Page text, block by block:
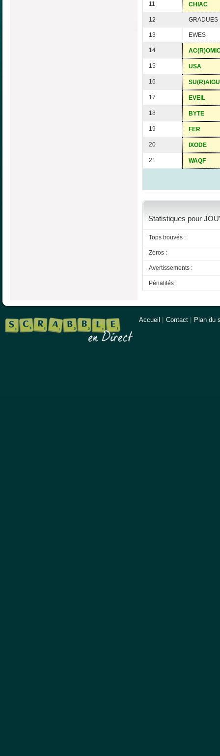
11 CHIAC
12 GRADUES
13 EWES
14
15 USA
16
17 EVEIL
18 BYTE
19 FER
20 IXODE
21 WAQF
Statistiques pour
Tops trouvés :
Zéros :
Avertissements :
Pénalités :
Accueil Contact Plan du